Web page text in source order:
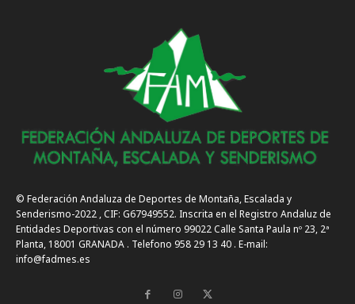
© Federación Andaluza de Deportes de Montaña, Escalada y
Senderismo-2022 , CIF: G67949552. Inscrita en el Registro Andaluz de
Entidades Deportivas con el número 99022 Calle Santa Paula nº 23, 2ª
Planta, 18001 GRANADA . Telefono 958 29 13 40 . E-mail:
info@fadmes.es